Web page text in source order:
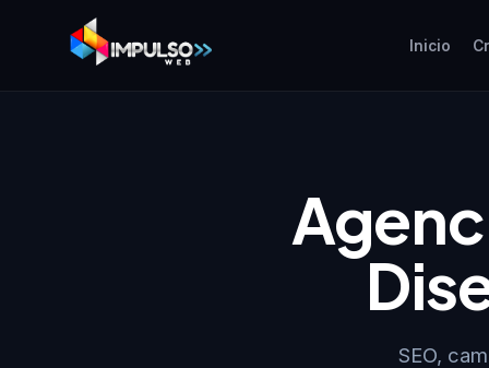
Inicio
SEO,